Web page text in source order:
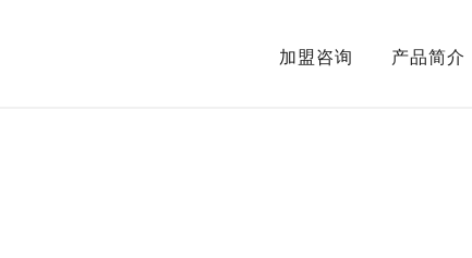
加盟咨询 产品简介